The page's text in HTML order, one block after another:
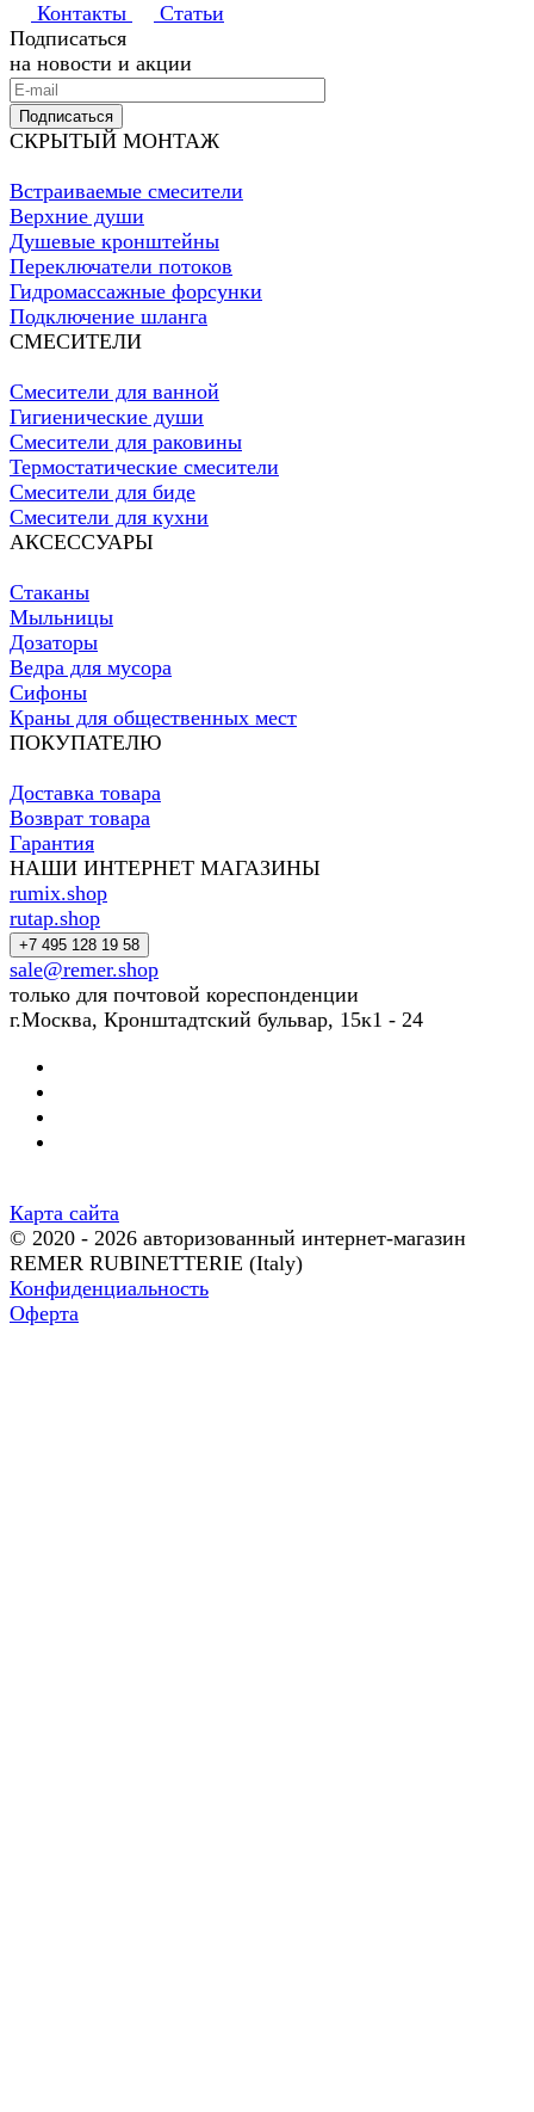
Контакты
Статьи
Подписаться
на новости и акции
Подписаться
СКРЫТЫЙ МОНТАЖ
Встраиваемые смесители
Верхние души
Душевые кронштейны
Переключатели потоков
Гидромассажные форсунки
Подключение шланга
СМЕСИТЕЛИ
Смесители для ванной
Гигиенические души
Смесители для раковины
Термостатические смесители
Смесители для биде
Смесители для кухни
АКСЕССУАРЫ
Стаканы
Мыльницы
Дозаторы
Ведра для мусора
Сифоны
Краны для общественных мест
ПОКУПАТЕЛЮ
Доставка товара
Возврат товара
Гарантия
НАШИ ИНТЕРНЕТ МАГАЗИНЫ
rumix.shop
rutap.shop
+7 495 128 19 58
sale@remer.shop
только для почтовой кореспонденции
г.Москва, Кронштадтский бульвар, 15к1 - 24
Карта сайта
© 2020 - 2026 авторизованный интернет-магазин
REMER RUBINETTERIE (Italy)
Конфиденциальность
Оферта